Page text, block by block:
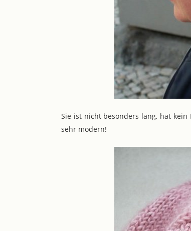
Sie ist nicht besonders lang, hat
sehr modern!